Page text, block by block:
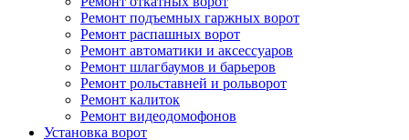
Ремонт подъемных гаржных ворот
Ремонт распашных ворот
Ремонт автоматики и аксессуаров
Ремонт шлагбаумов и барьеров
Ремонт рольставней и рольворот
Ремонт калиток
Ремонт видеодомофонов
Установка ворот